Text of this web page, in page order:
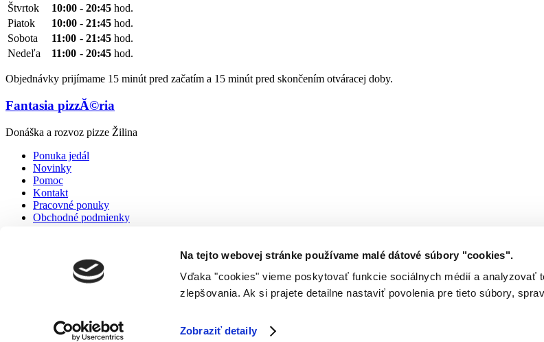
Na tejto webovej stránke používame malé dátové súbory "cookies".
Vďaka "cookies" vieme poskytovať funkcie sociálnych médií a analyzovať
zlepšovania. Ak si prajete detailne nastaviť povolenia pre tieto súbory,
Zobraziť detaily
Štvrtok
10:00 - 20:45 hod.
Piatok
10:00 - 21:45 hod.
Sobota
11:00 - 21:45 hod.
Nedeľa
11:00 - 20:45 hod.
Objednávky prijímame 15 minút pred začatím a 15 minút pred skončením otváracej doby.
Fantasia pizzĂ©ria
Donáška a rozvoz pizze Žilina
Ponuka jedál
Novinky
Pomoc
Kontakt
Pracovné ponuky
Obchodné podmienky
Pizza Fantasia